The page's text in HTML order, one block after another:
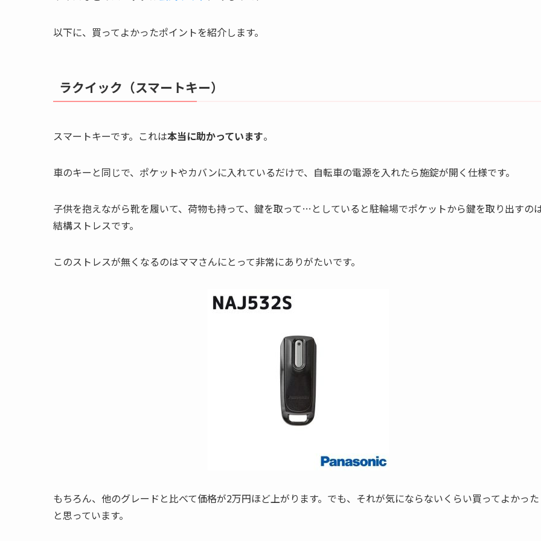
以下に、買ってよかったポイントを紹介します。
ラクイック（スマートキー）
スマートキーです。これは本当に助かっています。
車のキーと同じで、ポケットやカバンに入れているだけで、自転車の電源を入れたら施錠が開く仕様です。
子供を抱えながら靴を履いて、荷物も持って、鍵を取って…としていると駐輪場でポケットから鍵を取り出すの
結構ストレスです。
このストレスが無くなるのはママさんにとって非常にありがたいです。
もちろん、他のグレードと比べて価格が2万円ほど上がります。でも、それが気にならないくらい買ってよかった
と思っています。